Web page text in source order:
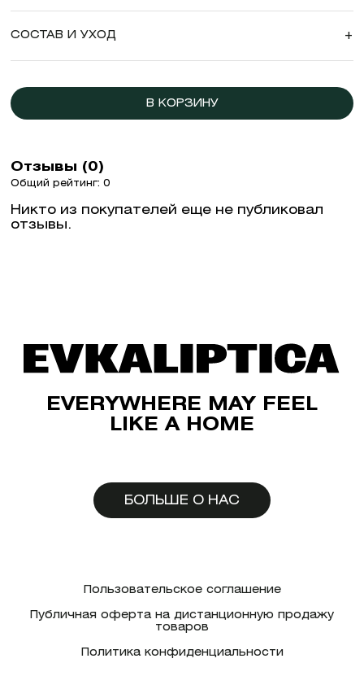
СОСТАВ И УХОД +
В КОРЗИНУ
Отзывы (0)
Общий рейтинг: 0
Никто из покупателей еще не публиковал
отзывы.
EVERYWHERE MAY FEEL
LIKE A HOME
БОЛЬШЕ О НАС
Пользовательское соглашение
Публичная оферта на дистанционную продажу
товаров
Политика конфиденциальности